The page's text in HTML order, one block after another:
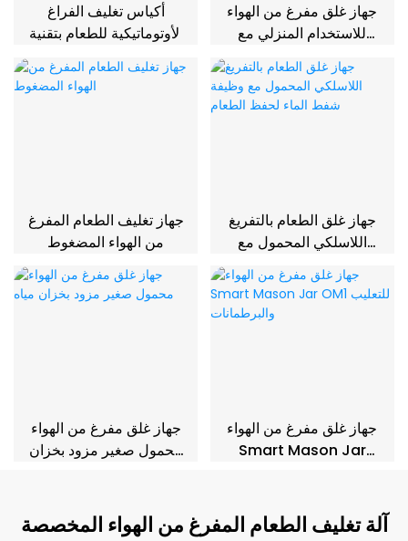
أكياس تغليف الفراغ
الأوتوماتيكية للطعام بتقنية
للاستخدام المنزلي
والمطبخ
جهاز غلق مفرغ من الهواء
للاستخدام المنزلي مع
الاستخدام
جهاز تغليف الطعام المفرغ
من الهواء المضغوط
جهاز غلق الطعام بالتفريغ
اللاسلكي المحمول مع
الطعام
جهاز غلق مفرغ من الهواء
محمول صغير مزود بخزان
جهاز غلق مفرغ من الهواء
Smart Mason Jar
آلة تغليف الطعام المفرغ من الهواء المخصصة